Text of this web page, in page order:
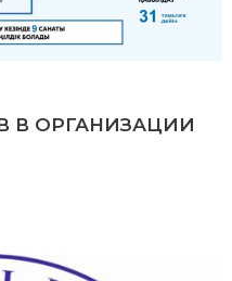
В ОРГАНИЗАЦИИ